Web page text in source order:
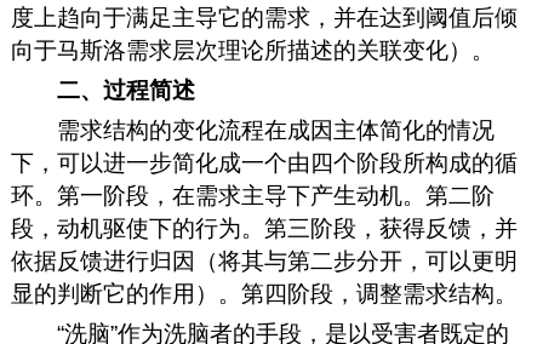
度上趋向于满足主导它的需求，并在达到阈值后倾
向于马斯洛需求层次理论所描述的关联变化）。
二、过程简述
需求结构的变化流程在成因主体简化的情况
下，可以进一步简化成一个由四个阶段所构成的循
环。第一阶段，在需求主导下产生动机。第二阶
段，动机驱使下的行为。第三阶段，获得反馈，并
依据反馈进行归因（将其与第二步分开，可以更明
显的判断它的作用）。第四阶段，调整需求结构。
“洗脑”作为洗脑者的手段，是以受害者既定的